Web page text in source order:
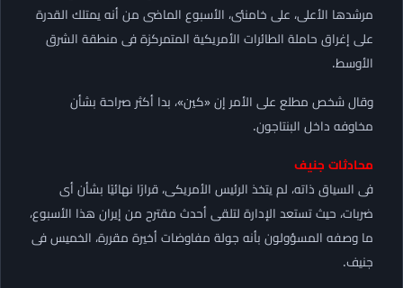
مرشدها الأعلى، على خامنئى، الأسبوع الماضى من أنه يمتلك القدرة
على إغراق حاملة الطائرات الأمريكية المتمركزة فى منطقة الشرق
الأوسط.
وقال شخص مطلع على الأمر إن «كين»، بدا أكثر صراحة بشأن
مخاوفه داخل البنتاجون.
محادثات جنيف
فى السياق ذاته، لم يتخذ الرئيس الأمريكى، قرارًا نهائيًا بشأن أى
ضربات، حيث تستعد الإدارة لتلقى أحدث مقترح من إيران هذا الأسبوع،
ما وصفه المسؤولون بأنه جولة مفاوضات أخيرة مقررة، الخميس فى
جنيف.